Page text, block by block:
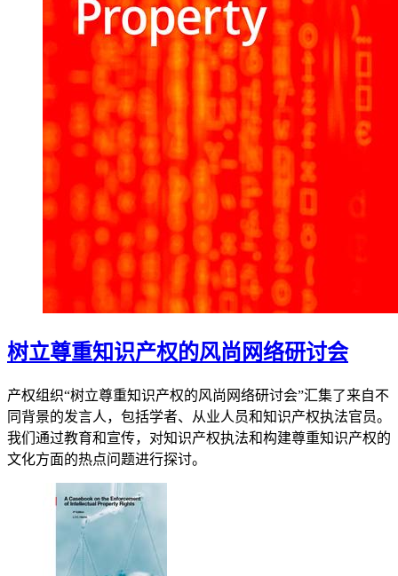
树立尊重知识产权的风尚网络研讨会
产权组织“树立尊重知识产权的风尚网络研讨会”汇集了来自不
同背景的发言人，包括学者、从业人员和知识产权执法官员。
我们通过教育和宣传，对知识产权执法和构建尊重知识产权的
文化方面的热点问题进行探讨。